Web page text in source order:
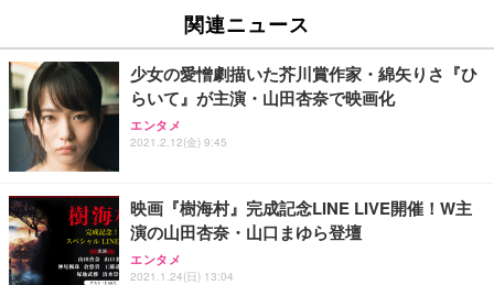
関連ニュース
少女の愛憎劇描いた芥川賞作家・綿矢りさ『ひ
らいて』が主演・山田杏奈で映画化
エンタメ
2021.2.12(金) 9:45
映画『樹海村』完成記念LINE LIVE開催！W主
演の山田杏奈・山口まゆら登壇
エンタメ
2021.1.24(日) 13:04